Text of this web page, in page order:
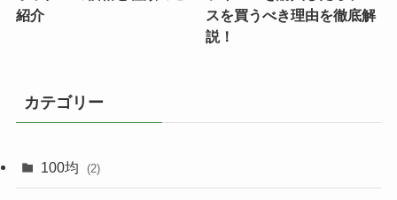
紹介
スを買うべき理由を徹底解
説！
カテゴリー
100均 (2)